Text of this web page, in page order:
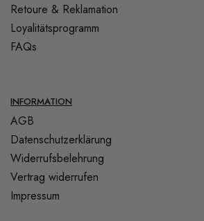
Retoure & Reklamation
Loyalitätsprogramm
FAQs
INFORMATION
AGB
Datenschutzerklärung
Widerrufsbelehrung
Vertrag widerrufen
Impressum